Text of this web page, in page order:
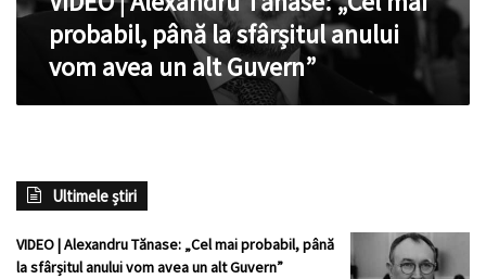
vom
Guvern”
probabil, până la sfârșitul anului
vom avea un alt Guvern”
Ultimele știri
VIDEO | Alexandru Tănase: „Cel mai probabil, până
la sfârșitul anului vom avea un alt Guvern”